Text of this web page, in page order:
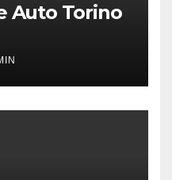
Auto Torino